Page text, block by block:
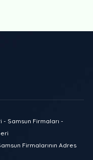
- Samsun Firmaları -
Firmalarının Adres